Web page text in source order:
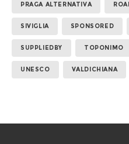
PRAGA ALTERNATIVA
SIVIGLIA SPONSORED
SUPPLIEDBY TOPONIMO
UNESCO VALDICHIANA